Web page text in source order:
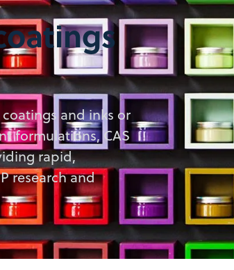
and inks or
formulations, CAS
rapid,
research and